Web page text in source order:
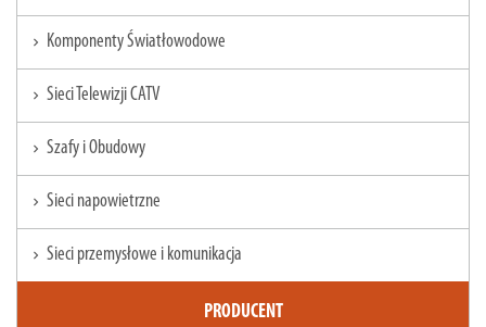
chevron_right Komponenty Światłowodowe
chevron_right Sieci Telewizji CATV
chevron_right Szafy i Obudowy
chevron_right Sieci napowietrzne
chevron_right Sieci przemysłowe i komunikacja
PRODUCENT